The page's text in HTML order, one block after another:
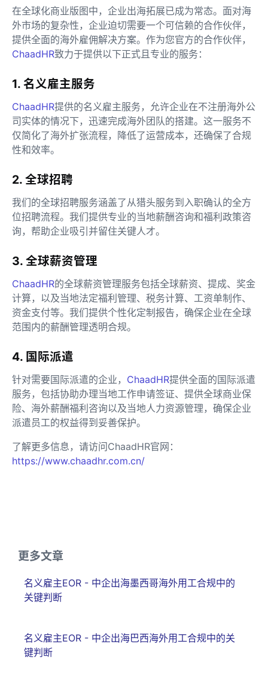
在全球化商业版图中，企业出海拓展已成为常态。面对海
外市场的复杂性，企业迫切需要一个可信赖的合作伙伴，
提供全面的海外雇佣解决方案。作为您官方的合作伙伴，
ChaadHR致力于提供以下正式且专业的服务：
1. 名义雇主服务
ChaadHR提供的名义雇主服务，允许企业在不注册海外公
司实体的情况下，迅速完成海外团队的搭建。这一服务不
仅简化了海外扩张流程，降低了运营成本，还确保了合规
性和效率。
2. 全球招聘
我们的全球招聘服务涵盖了从猎头服务到入职确认的全方
位招聘流程。我们提供专业的当地薪酬咨询和福利政策咨
询，帮助企业吸引并留住关键人才。
3. 全球薪资管理
ChaadHR的全球薪资管理服务包括全球薪资、提成、奖金
计算，以及当地法定福利管理、税务计算、工资单制作、
资金支付等。我们提供个性化定制报告，确保企业在全球
范围内的薪酬管理透明合规。
4. 国际派遣
针对需要国际派遣的企业， ChaadHR提供全面的国际派遣
服务，包括协助办理当地工作申请签证、提供全球商业保
险、海外薪酬福利咨询以及当地人力资源管理，确保企业
派遣员工的权益得到妥善保护。
了解更多信息，请访问ChaadHR官网：
https://www.chaadhr.com.cn/
更多文章
名义雇主EOR - 中企出海墨西哥海外用工合规中的
关键判断
名义雇主EOR - 中企出海巴西海外用工合规中的关
键判断